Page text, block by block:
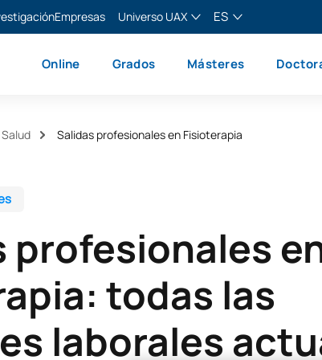
Empresas
Universo UAX
XTART
ES
English
Online Grados Másteres
Salud Salidas profesionales en Fisioterapia
profesionales
todas las
laborales